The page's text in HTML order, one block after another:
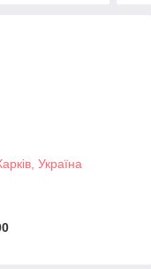
Україна